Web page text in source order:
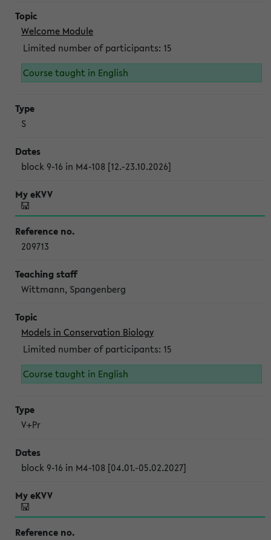
Welcome Module
Limited number of participants: 15
Course taught in English
S
block 9-16 in M4-108 [12.-23.10.2026]
209713
Wittmann, Spangenberg
Models in Conservation Biology
Limited number of participants: 15
Course taught in English
V+Pr
block 9-16 in M4-108 [04.01.-05.02.2027]